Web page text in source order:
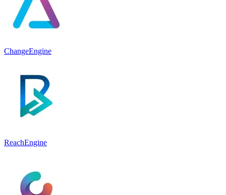
ChangeEngine
ReachEngine